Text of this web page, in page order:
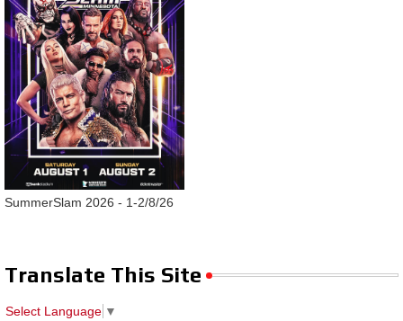
SummerSlam 2026 - 1-2/8/26
Translate This Site
Select Language ▼